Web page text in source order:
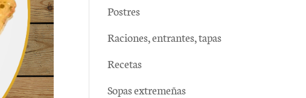
Postres
Raciones, entrantes, tapas
Recetas
Sopas extremeñas